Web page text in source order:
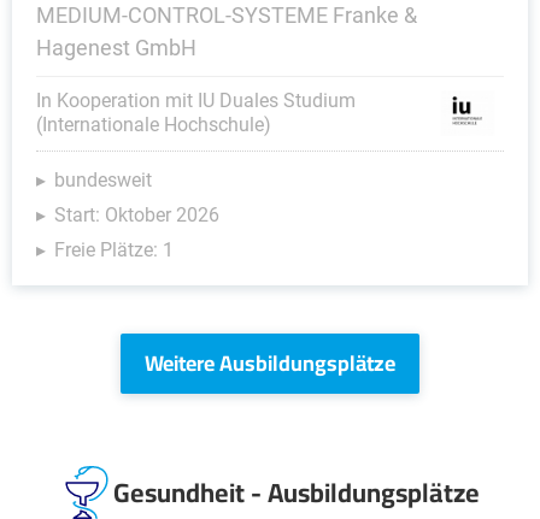
MEDIUM-CONTROL-SYSTEME Franke &
Hagenest GmbH
In Kooperation mit IU Duales Studium
(Internationale Hochschule)
bundesweit
Start: Oktober 2026
Freie Plätze: 1
Weitere Ausbildungsplätze
Gesundheit - Ausbildungsplätze